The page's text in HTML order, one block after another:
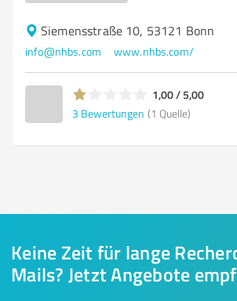
Siemensstraße 10, 53121 Bonn
info@nhbs.com www.nhbs.com/
1,00 / 5,00
3 Bewertungen (1 Quelle)
Keine Zeit für lange
Mails? Jetzt Angebote